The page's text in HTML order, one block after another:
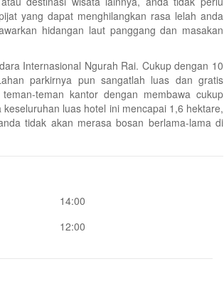
yang dapat menghilangkan rasa lelah anda
hidangan laut panggang dan masakan
Internasional Ngurah Rai. Cukup dengan 10
parkirnya pun sangatlah luas dan gratis
teman kantor dengan membawa cukup
luas hotel ini mencapai 1,6 hektare,
tidak akan merasa bosan berlama-lama di
14:00
12:00